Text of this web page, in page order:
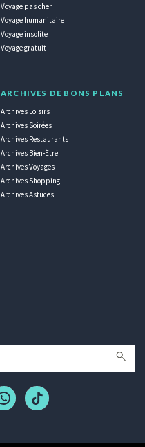
Voyage pas cher
Voyage humanitaire
Voyage insolite
Voyage gratuit
ARCHIVES DE BONS PLANS
Archives Loisirs
Archives Soirées
Archives Restaurants
Archives Bien-Être
Archives Voyages
Archives Shopping
Archives Astuces